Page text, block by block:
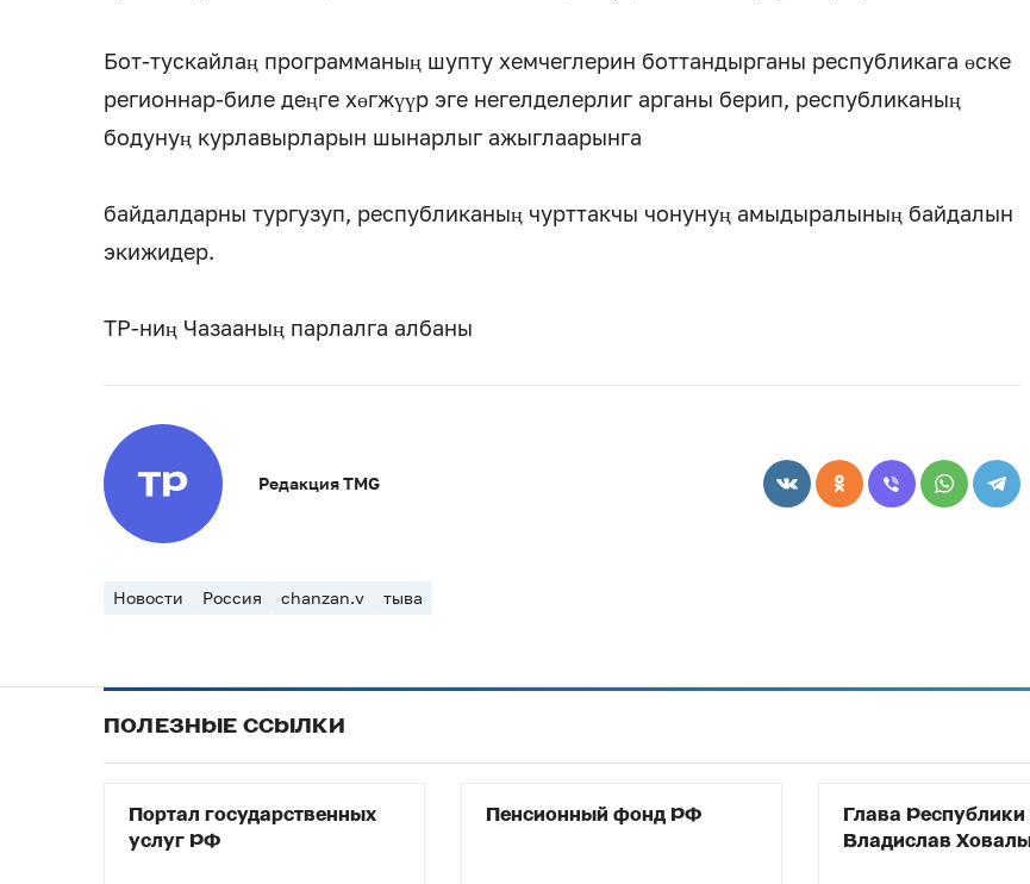
Бот-тускайлаң программаның шупту хемчеглерин боттандырганы республикага өске
регионнар-биле деңге хөгжүүр эге негелделерлиг арганы берип, республиканың
бодунуң курлавырларын шынарлыг ажыглаарынга
байдалдарны тургузуп, республиканың чурттакчы чонунуң амыдыралының байдалын
экижидер.
ТР-ниң Чазааның парлалга албаны
Редакция TMG
Новости Россия chanzan.v тыва
ПОЛЕЗНЫЕ ССЫЛКИ
Портал государственных
услуг РФ
Пенсионный фонд РФ
Глава
Владислав